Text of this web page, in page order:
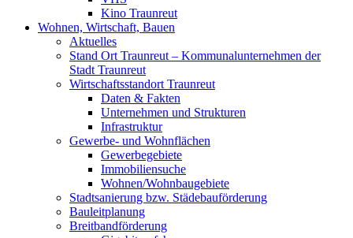
Kino Traunreut
Wohnen, Wirtschaft, Bauen
Aktuelles
Stand Ort Traunreut – Kommunalunternehmen der
Stadt Traunreut
Wirtschaftsstandort Traunreut
Daten & Fakten
Unternehmen und Strukturen
Infrastruktur
Gewerbe- und Wohnflächen
Gewerbegebiete
Immobiliensuche
Wohnen/Wohnbaugebiete
Stadtsanierung bzw. Städebauförderung
Bauleitplanung
Breitbandförderung